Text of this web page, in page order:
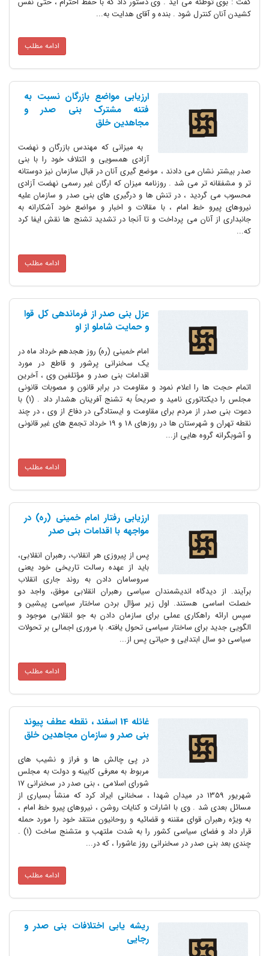
کشیدن آنان کنترل شود . بنده و آقای هدایت به...
ادامه مطلب
ارزیابی مواضع بازرگان نسبت به
فتنه مشترک بنی صدر و
مجاهدین خلق
به میزانی که مهندس بازرگان و نهضت
آزادی همسویی و ائتلاف خود را با بنی
صدر بیشتر نشان می دادند ، موضع گیری آنان در قبال سازمان نیز دوستانه
تر و مشفقانه تر می شد . روزنامه میزان که ارگان غیر رسمی نهضت آزادی
محسوب می گردید ، در تنش ها و درگیری های بنی صدر و سازمان علیه
نیروهای پیرو خط امام ، با مقالات و اخبار و مواضع خود آشکارانه به
جانبداری از آنان می پرداخت و تا آنجا در تشدید تشنج ها نقش ایفا کرد
که...
ادامه مطلب
عزل بنی صدر از فرماندهی کل قوا
و حمایت شاملو از او
امام خمینی (ره) روز هجدهم خرداد ماه در
یک سخنرانی پرشور و قاطع در مورد
اقدامات بنی صدر و مؤتلفین وی ، آخرین
اتمام حجت ها را اعلام نمود و مقاومت در برابر قانون و مصوبات قانونی
مجلس را دیکتاتوری نامید و صریحاً‌ به تشنج آفرینان هشدار داد . (1) با
دعوت بنی صدر از مردم برای مقاومت و ایستادگی در دفاع از وی ، در چند
نقطه تهران و شهرستان ها در روزهای 18 و 19 خرداد تجمع های غیر قانونی
و آشوبگرانه گروه هایی از...
ادامه مطلب
ارزیابی رفتار امام خمینی (ره) در
مواجهه با اقدامات بنی صدر
پس از پیروزی هر انقلاب، رهبران انقلابی،
باید از عهده رسالت تاریخی خود یعنی
سروسامان دادن به روند جاری انقلاب
برآیند. از دیدگاه اندیشمندان سیاسی رهبران انقلابی موفق، واجد دو
خصلت اساسی هستند. اول زیر سؤال بردن ساختار سیاسی پیشین و
سپس ارائه راهکاری عملی برای سازمان دادن به جو انقلابی موجود و
الگویی جدید برای ساختار سیاسی تحول یافته. با مروری اجمالی بر تحولات
سیاسی دو سال ابتدایی و حیاتی پس از...
ادامه مطلب
غائله 14 اسفند ، نقطه عطف پیوند
بنی صدر و سازمان مجاهدین خلق
در پی چالش ها و فراز و نشیب های
مربوط به معرفی کابینه و دولت به مجلس
شورای اسلامی ، بنی صدر در سخنرانی 17
شهریور 1359 در میدان شهدا ، سخنانی ایراد کرد که منشأ بسیاری از
مسائل بعدی شد . وی با اشارات و کنایات روشن ، نیروهای پیرو خط امام ،
به ویژه رهبران قوای مقننه و قضائیه و روحانیون منتقد خود را مورد حمله
قرار داد و فضای سیاسی کشور را به شدت ملتهب و متشنج ساخت (1) .
چندی بعد بنی صدر در سخنرانی روز عاشورا ، که در...
ادامه مطلب
ریشه یابی اختلافات بنی صدر و
رجایی